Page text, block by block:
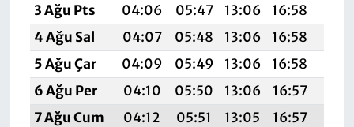
3 Ağu Pts
04:06 05:47 13:06 16:58
4 Ağu Sal
04:07 05:48 13:06 16:58
5 Ağu Çar
04:09 05:49 13:06 16:58
6 Ağu Per
04:10 05:50 13:06 16:57
7 Ağu Cum
04:12 05:51 13:05 16:57